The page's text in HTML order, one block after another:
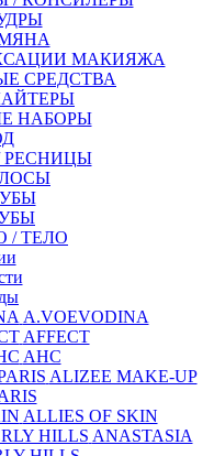
МАКИЯЖА
СРЕДСТВА
НАБОРЫ
РЕСНИЦЫ
/ ТЕЛО
A.VOEVODINA
AFFECT
AHC
ALIZEE MAKE-UP
ALLIES OF SKIN
ANASTASIA